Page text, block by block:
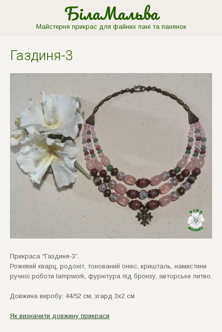
БілаМальва
Майстерня прикрас для файних пані та панянок
Газдиня-3
Прикраса “Газдиня-3”.
Рожевий кварц, родонiт, тонований онiкс, кришталь, намистини
ручноi роботи lampwork, фурнiтура пiд бронзу, авторське литво.
Довжина виробу: 44/52 см, згард 3х2 см
Як визначити довжину прикраси